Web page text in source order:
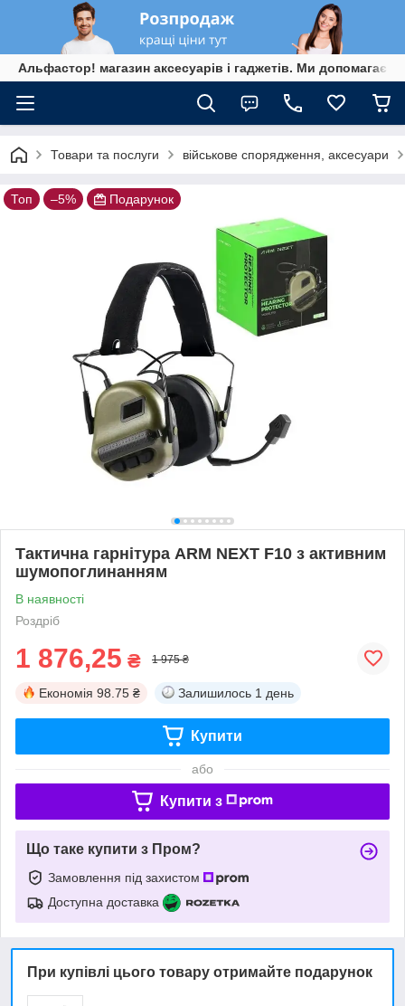
Альфастор! магазин аксесуарів і гаджетів. Ми
Товари та послуги військове спорядження, аксесуари
Топ –5% Подарунок
Тактична гарнітура ARM NEXT F10 з активним
шумопоглинанням
В наявності
Роздріб
1 876,25 ₴ 1 975 ₴
Економія 98.75 ₴ Залишилось 1 день
Купити
або
Купити з
Що таке купити з Пром?
Замовлення під захистом
Доступна доставка
При купівлі цього товару отримайте подарунок